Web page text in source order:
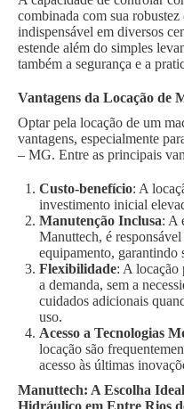
combinada com sua
indispensável em diversos
estende além do simples
também a segurança e a
Vantagens da Locação de
Optar pela locação de um
vantagens, especialmente
– MG. Entre as principais
Custo-benefício: A
investimento inicial
Manutenção Inclusa: A
Manuttech, é
equipamento, garantindo
Flexibilidade: A locação
a demanda, sem a
cuidados adicionais
uso.
Acesso a Tecnologias
locação são
acesso às últimas
Manuttech: A Escolha
Hidráulico em Entre Rios